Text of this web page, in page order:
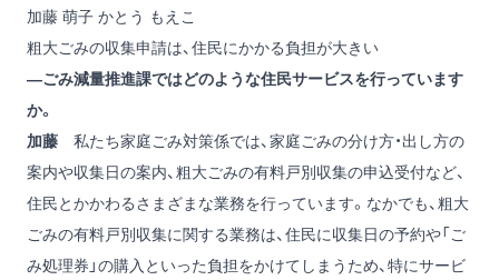
加藤 萌子 かとう もえこ
粗大ごみの収集申請は、住民にかかる負担が大きい
―ごみ減量推進課ではどのような住民サービスを行っています
か。
加藤 私たち家庭ごみ対策係では、家庭ごみの分け方・出し方の
案内や収集日の案内、粗大ごみの有料戸別収集の申込受付など、
住民とかかわるさまざまな業務を行っています。なかでも、粗大
ごみの有料戸別収集に関する業務は、住民に収集日の予約や「ご
み処理券」の購入といった負担をかけてしまうため、特にサービ